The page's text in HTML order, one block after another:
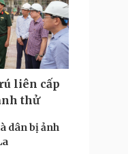
liên cấp
thử
dân bị ảnh